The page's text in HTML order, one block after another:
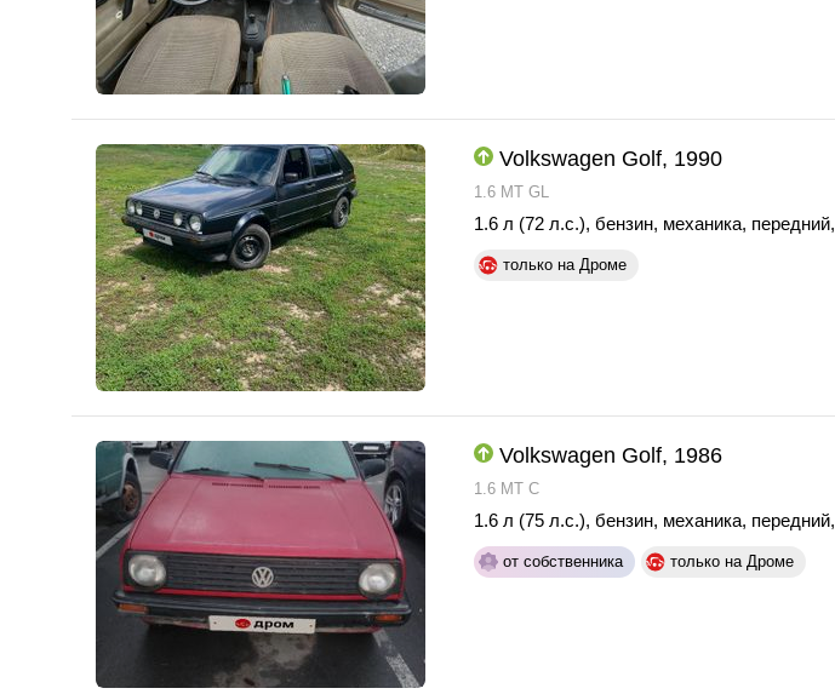
Volkswagen Golf, 1990
1.6 MT GL
1.6 л (72 л.с.), бензин, механика, передний,
только на Дроме
Volkswagen Golf, 1986
1.6 MT C
1.6 л (75 л.с.), бензин, механика, передний,
от собственника только на Дроме